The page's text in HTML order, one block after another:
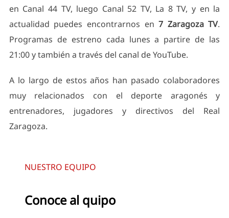
en Canal 44 TV, luego Canal 52 TV, La 8 TV, y en la
actualidad puedes encontrarnos en7 Zaragoza TV.
Programas de estreno cada lunes a partire de las
21:00 y también a través del canal de YouTube.
A lo largo de estos años han pasado colaboradores
muy relacionados con el deporte aragonés y
entrenadores, jugadores y directivos del Real
Zaragoza.
NUESTRO EQUIPO
Conoce al quipo